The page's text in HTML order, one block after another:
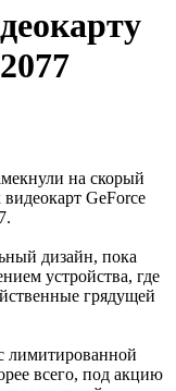
на скорый
GeForce
дизайн, пока
устройства, где
грядущей
всего, под акцию